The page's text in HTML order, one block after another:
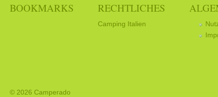
BOOKMARKS RECHTLICHES
Camping Italien
© 2026 Camperado